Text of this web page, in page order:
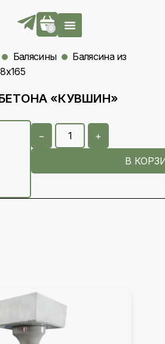
0
Балясины
Балясина из
«КУВШИН»
− +
В